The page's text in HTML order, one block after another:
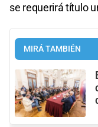
se requerirá título
MIRÁ TAMBIÉN